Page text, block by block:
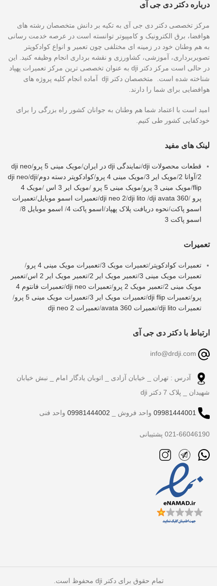
درباره دکتر دی جی آی
مرکز تخصصی دکتر دی جی آی به تکیه بر دانش متخصصان رشته های
هوافضا، برق الکترونیک و کامپیوتر توانسته است در عرصه خدمت رسانی
به هم وطنان خود در زمینه ای مختلفی چون تعمیر و انواع کوادکوپتر
تصویربرداری، آموزشی، کشاورزی و نقشه برداری انجام وظیفه کنید. این
در حالی است مرکز دکتر dji به عنوان تخصصی ترین مرکز تعمیرات پهپاد
شناخته شده است. متخصصان دکتر dji آماده انجام کلیه پروژه های
هوافضایی برای شما را دارند.
امید است با اعتماد شما هم وطنان به جوانان کشور راه بزرگی را برای
خودکفایی کشور طی کنیم.
لینک های مفید
قطعات محصولات dji /نمایندگی dji در ایران /مویک مینی 5 پرو /
dji neo
2
/آواتا 2 /مویک ایر 3 /مویک مینی 4 پرو /کوادکوپتر دسته دوم/
dji neo/dji
flip
/مویک مینی 3 پرو /مویک مینی 5 پرو /مویک ایر 3 اس /
مویک 4
پرو /
dji neo 2/dji lito /dji avata 360
/تعمیرات اسمو موبایل/تعمیرات
اسمو پاکت/نحوه دریافت پلاک پهپاد/اسمو پاکت 4 / اسمو موبایل 8
/
اسمو پاکت 3
تعمیرات
تعمیرات کوادکوپتر /تعمیرات مویک 3 /تعمیرات مویک مینی 4 پرو
/
تعمیرات مویک مینی 3
/تعمیر مویک ایر 2 /تعمیر مویک ایر 2 اس /تعمیر
مویک مینی 2
/تعمیر مویک 2 پرو /تعمیرات dji neo /
تعمیرات فانتوم 4
پرو/تعمیرات dji flip /تعمیرات مویک ایر 3 /تعمیرات مویک مینی 5 پرو
/
تعمیرات dji lito
/تعمیرات avata 360 /تعمیرات dji neo 2
ارتباط با دکتر دی جی آی
آدرس : تهران _ خیابان آزادی _ اتوبان یادگار امام _ نبش خیابان
شهیدان _ پلاک 7 دکتر dji
09981444001 واحد فروش _ 09981444002 واحد فنی
021-66046190 پشتیبانی
تمام حقوق برای دکتر dji محفوظ است.